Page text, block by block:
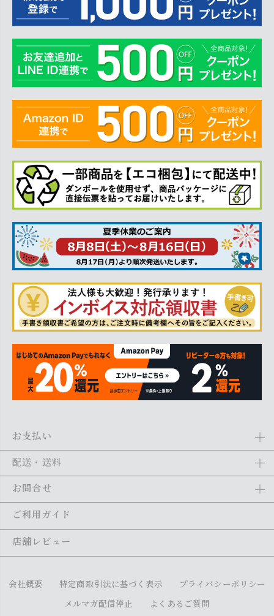
お支払い
Amazon Pay、クレジットカード、代金引換、あと払い(ペイディ)、銀
行振込がご利用になれます。詳しくはご利用ガイドをご利用くださ
い。
配送・送料
全商品送料無料
状況によって、多少前後する場合がございます。詳しくは
お問合せ
メール：shopping@monogallery.jp
メールの返信につきましては、1～2営業日以内にさせていただいてお
ご利用ガイド
店舗レビュー
会社概要 特定商取引法に基づく表示
プライバシーポリシー
メルマガ配信停止
よくあるご質問